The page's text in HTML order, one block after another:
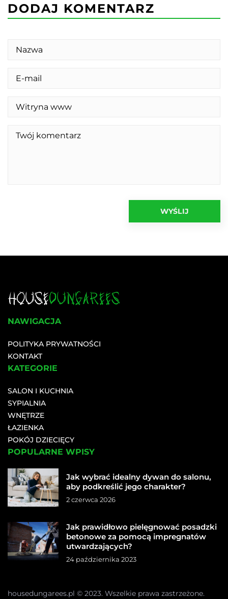
DODAJ KOMENTARZ
NAWIGACJA
POLITYKA PRYWATNOŚCI
KONTAKT
KATEGORIE
SALON I KUCHNIA
SYPIALNIA
WNĘTRZE
ŁAZIENKA
POKÓJ DZIECIĘCY
POPULARNE WPISY
Jak wybrać idealny dywan do salonu,
aby podkreślić jego charakter?
2 czerwca 2026
Jak prawidłowo pielęgnować posadzki
betonowe za pomocą impregnatów
utwardzających?
24 października 2023
housedungarees.pl © 2023. Wszelkie prawa zastrzeżone.